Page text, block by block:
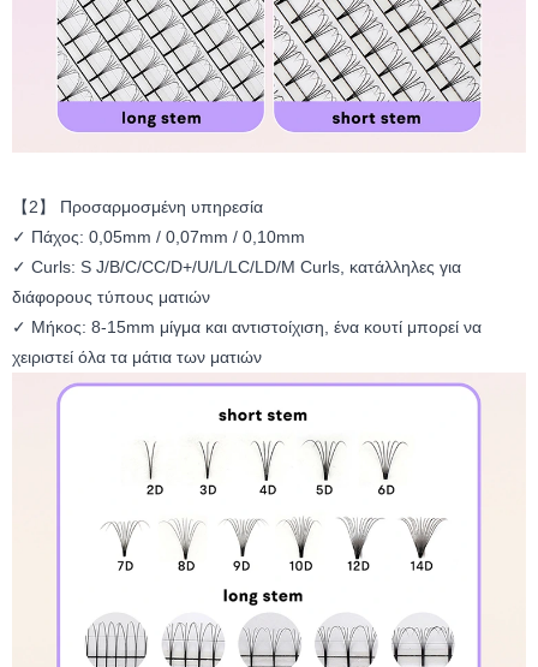
【2】 Προσαρμοσμένη υπηρεσία
✓ Πάχος: 0,05mm / 0,07mm / 0,10mm
✓ Curls: S J/B/C/CC/D+/U/L/LC/LD/M Curls, κατάλληλες για
διάφορους τύπους ματιών
✓ Μήκος: 8-15mm μίγμα και αντιστοίχιση, ένα κουτί μπορεί να
χειριστεί όλα τα μάτια των ματιών